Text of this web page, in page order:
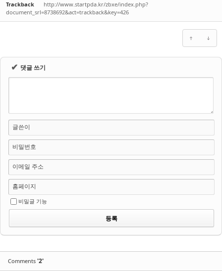
Trackback
http://www.startpda.kr/zbxe/index.php?
document_srl=8738692&act=trackback&key=426
✔ 댓글 쓰기
글쓴이
비밀번호
이메일 주소
홈페이지
비밀글 기능
Comments '2'